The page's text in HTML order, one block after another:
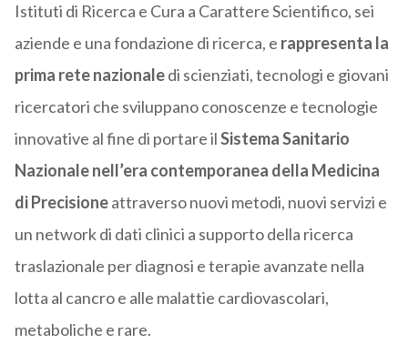
Istituti di Ricerca e Cura a Carattere Scientifico, sei
aziende e una fondazione di ricerca, e rappresenta la
prima rete nazionaledi scienziati, tecnologi e giovani
ricercatori che sviluppano conoscenze e tecnologie
innovative al fine di portare ilSistema Sanitario
Nazionale nell’era contemporanea della Medicina
di Precisioneattraverso nuovi metodi, nuovi servizi e
un network di dati clinici a supporto della ricerca
traslazionale per diagnosi e terapie avanzate nella
lotta al cancro e alle malattie cardiovascolari,
metaboliche e rare.